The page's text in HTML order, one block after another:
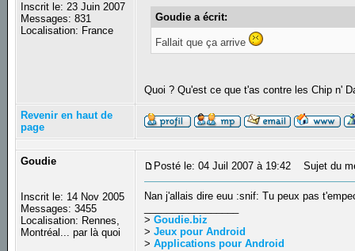
Inscrit le: 23 Juin 2007
Messages: 831
Localisation: France
Goudie a écrit:
Fallait que ça arrive
Quoi ? Qu'est ce que t'as contre les Chip n'
Revenir en haut de
page
Goudie
Inscrit le: 14 Nov 2005
Messages: 3455
Localisation: Rennes,
Montréal... par là quoi
Posté le: 04 Juil 2007 à 19:42 Sujet du
Nan j'allais dire euu :snif: Tu peux pas
>Goudie.biz
>Jeux pour Android
>Applications pour Android